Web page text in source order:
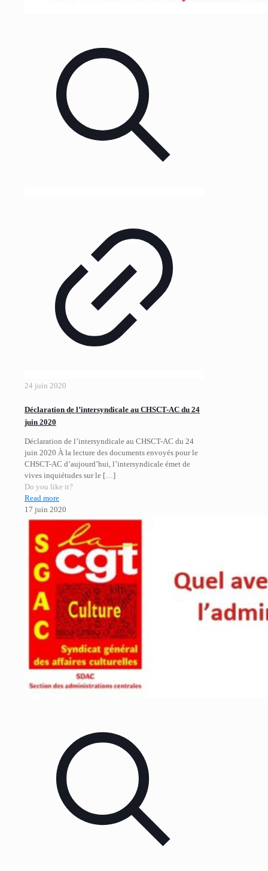
24 juin 2020
Déclaration de l’intersyndicale au CHSCT-AC du 24
juin 2020
Déclaration de l’intersyndicale au CHSCT-AC du 24
juin 2020 À la lecture des documents envoyés pour le
CHSCT-AC d’aujourd’hui, l’intersyndicale émet de
vives inquiétudes sur le […]
Do you like it?
Read more
17 juin 2020